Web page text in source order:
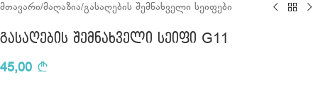
მთავარი/მაღაზია/გასაღების შემნახველი სეიფები
გასაღების შემნახველი სეიფი G11
45,00